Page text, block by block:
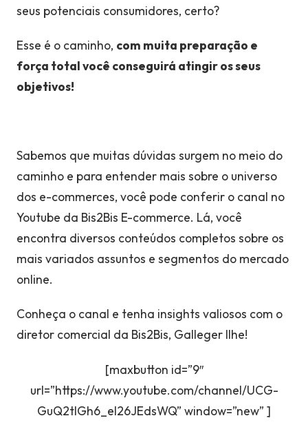
seus potenciais consumidores, certo?
Esse é o caminho, com muita preparação e
força total você conseguirá atingir os seus
objetivos!
Sabemos que muitas dúvidas surgem no meio do
caminho e para entender mais sobre o universo
dos e-commerces, você pode conferir o canal no
Youtube da Bis2Bis E-commerce. Lá, você
encontra diversos conteúdos completos sobre os
mais variados assuntos e segmentos do mercado
online.
Conheça o canal e tenha insights valiosos com o
diretor comercial da Bis2Bis, Galleger Ilhe!
[maxbutton id=”9″
url=”https://www.youtube.com/channel/UCG-
GuQ2tlGh6_el26JEdsWQ” window=”new” ]